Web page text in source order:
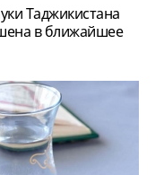
Таджикистана
в ближайшее